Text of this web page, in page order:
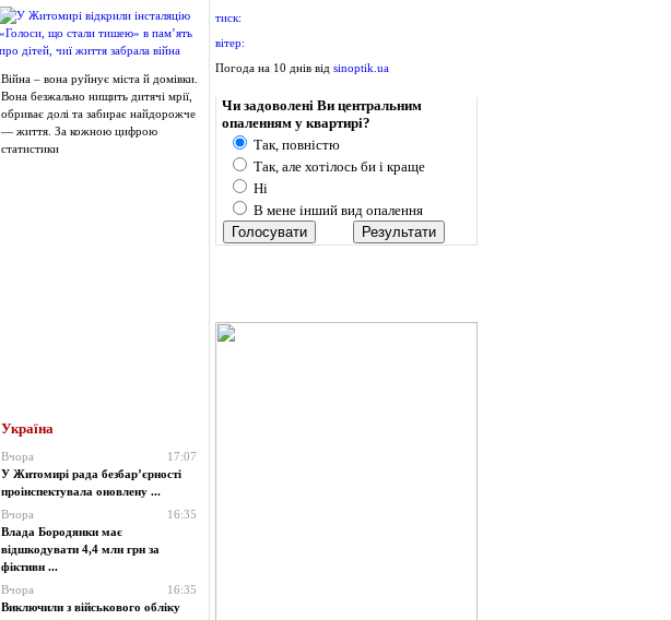
Війна – вона руйнує міста й домівки.
Вона безжально нищить дитячі мрії,
обриває долі та забирає найдорожче
— життя. За кожною цифрою
статистики
Україна
Вчора
17:07
У Житомирі рада безбар’єрності
проінспектувала оновлену ...
Вчора
16:35
Влада Бородянки має
відшкодувати 4,4 млн грн за
фіктивн ...
Вчора
16:35
Виключили з військового обліку
тиск:
вітер:
Погода на 10 днів від sinoptik.ua
Чи задоволені Ви центральним
опаленням у квартирі?
Так, повністю
Так, але хотілось би і краще
Ні
В мене інший вид опалення